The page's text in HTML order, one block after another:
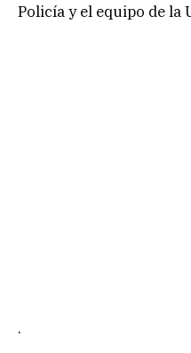
Policía y el equipo de la
.